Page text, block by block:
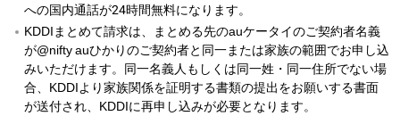
への国内通話が24時間無料になります。
KDDIまとめて請求は、まとめる先のauケータイのご契約者名義
が@nifty auひかりのご契約者と同一または家族の範囲でお申し込
みいただけます。同一名義人もしくは同一姓・同一住所でない場
合、KDDIより家族関係を証明する書類の提出をお願いする書面
が送付され、KDDIに再申し込みが必要となります。